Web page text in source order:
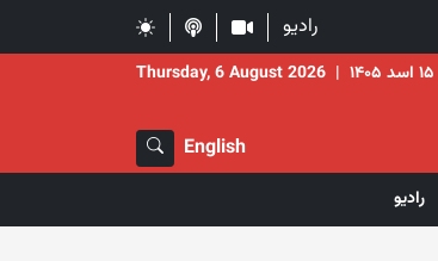
رادیو
|
Thursday, 6 August 2026
English
رادیو